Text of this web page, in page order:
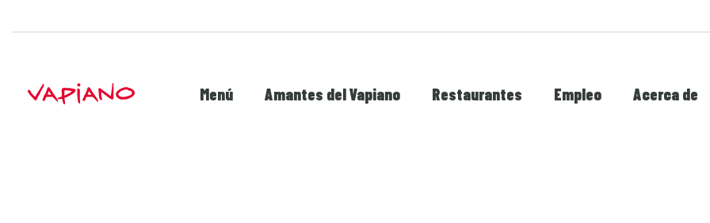
Menú Amantes del Vapiano Restaurantes Empleo Acerca de